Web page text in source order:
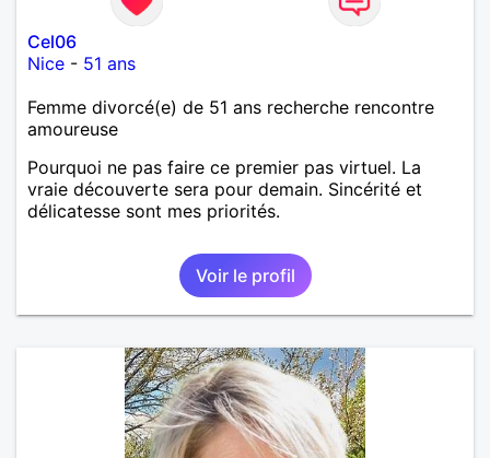
Cel06
Nice - 51 ans
Femme divorcé(e) de 51 ans recherche rencontre
amoureuse
Pourquoi ne pas faire ce premier pas virtuel. La
vraie découverte sera pour demain. Sincérité et
délicatesse sont mes priorités.
Voir le profil